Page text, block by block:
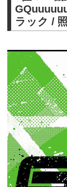
ラック /